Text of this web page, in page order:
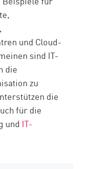
und Cloud-
sind IT-
die
zu
die
für die
und IT-